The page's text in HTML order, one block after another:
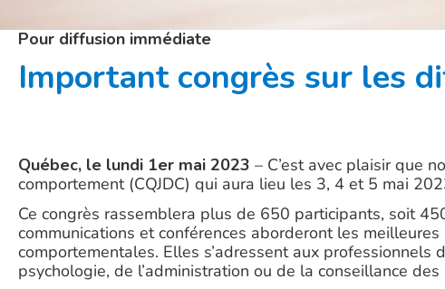
Pour diffusion immédiate
Important congrès sur les
Québec, le lundi 1er mai 2023 – C’est avec plaisir que
comportement (CQJDC) qui aura lieu les 3, 4 et 5 mai
Ce congrès rassemblera plus de 650 participants, soit
communications et conférences aborderont les
comportementales. Elles s’adressent aux professionnels
psychologie, de l’administration ou de la conseillance